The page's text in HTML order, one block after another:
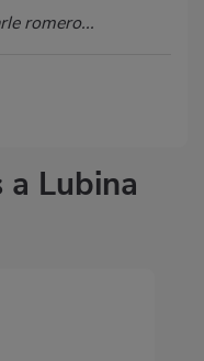
romero...
a Lubina